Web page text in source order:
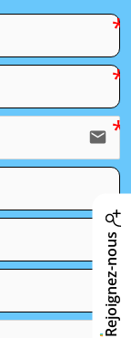
Rejoignez-nous
email